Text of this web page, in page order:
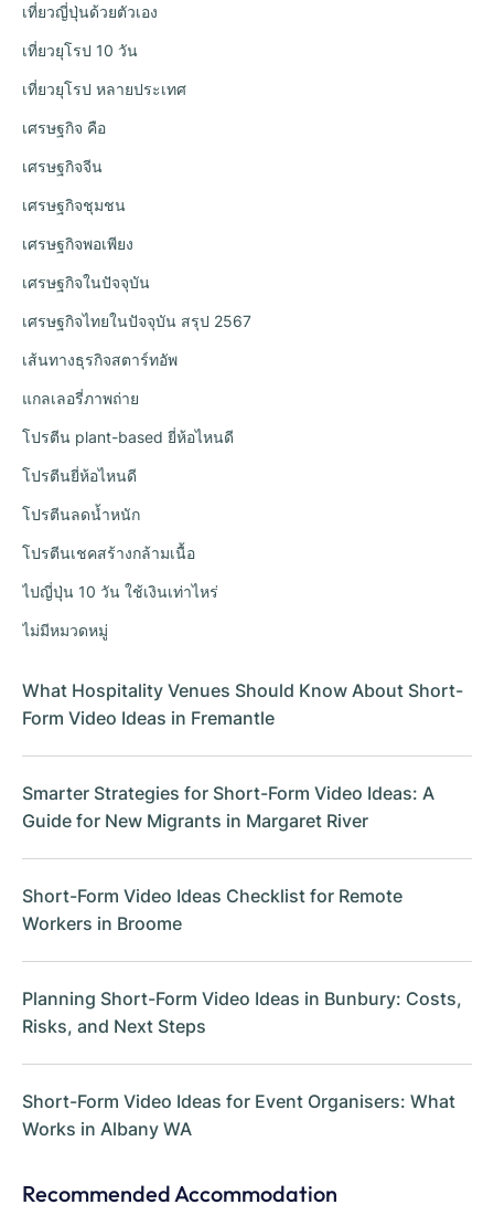
เที่ยวญี่ปุ่นด้วยตัวเอง
เที่ยวยุโรป 10 วัน
เที่ยวยุโรป หลายประเทศ
เศรษฐกิจ คือ
เศรษฐกิจจีน
เศรษฐกิจชุมชน
เศรษฐกิจพอเพียง
เศรษฐกิจในปัจจุบัน
เศรษฐกิจไทยในปัจจุบัน สรุป 2567
เส้นทางธุรกิจสตาร์ทอัพ
แกลเลอรี่ภาพถ่าย
โปรตีน plant-based ยี่ห้อไหนดี
โปรตีนยี่ห้อไหนดี
โปรตีนลดน้ำหนัก
โปรตีนเชคสร้างกล้ามเนื้อ
ไปญี่ปุ่น 10 วัน ใช้เงินเท่าไหร่
ไม่มีหมวดหมู่
What Hospitality Venues Should Know About Short-
Form Video Ideas in Fremantle
Smarter Strategies for Short-Form Video Ideas: A
Guide for New Migrants in Margaret River
Short-Form Video Ideas Checklist for Remote
Workers in Broome
Planning Short-Form Video Ideas in Bunbury: Costs,
Risks, and Next Steps
Short-Form Video Ideas for Event Organisers: What
Works in Albany WA
Recommended Accommodation